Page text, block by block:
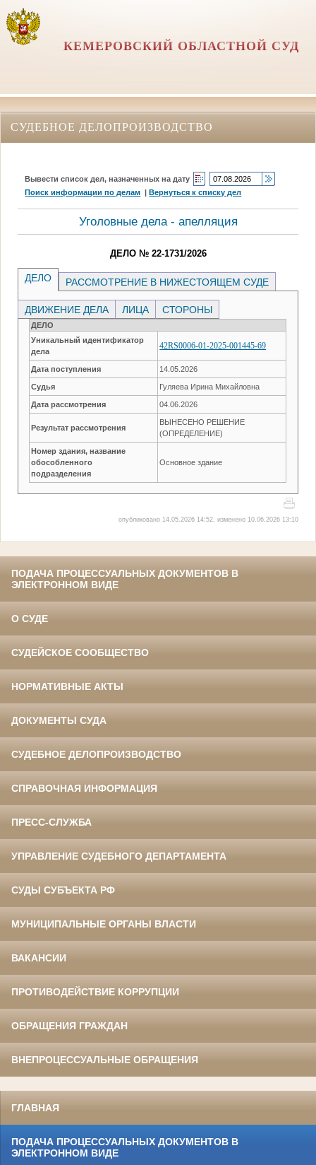
КЕМЕРОВСКИЙ ОБЛАСТНОЙ СУД
СУДЕБНОЕ ДЕЛОПРОИЗВОДСТВО
Вывести список дел, назначенных на дату
Поиск информации по делам |Вернуться к списку дел
Уголовные дела - апелляция
ДЕЛО № 22-1731/2026
ДЕЛО РАССМОТРЕНИЕ В НИЖЕСТОЯЩЕМ СУДЕ
ДВИЖЕНИЕ ДЕЛА ЛИЦА СТОРОНЫ
ДЕЛО
Уникальный идентификатор
дела
42RS0006-01-2025-001445-69
Дата поступления 14.05.2026
Судья Гуляева Ирина Михайловна
Дата рассмотрения 04.06.2026
Результат рассмотрения
ВЫНЕСЕНО РЕШЕНИЕ
(ОПРЕДЕЛЕНИЕ)
Номер здания, название
обособленного
подразделения
Основное здание
опубликовано 14.05.2026 14:52, изменено 10.06.2026 13:10
ПОДАЧА ПРОЦЕССУАЛЬНЫХ ДОКУМЕНТОВ В
ЭЛЕКТРОННОМ ВИДЕ
О СУДЕ
СУДЕЙСКОЕ СООБЩЕСТВО
НОРМАТИВНЫЕ АКТЫ
ДОКУМЕНТЫ СУДА
СУДЕБНОЕ ДЕЛОПРОИЗВОДСТВО
СПРАВОЧНАЯ ИНФОРМАЦИЯ
ПРЕСС-СЛУЖБА
УПРАВЛЕНИЕ СУДЕБНОГО ДЕПАРТАМЕНТА
СУДЫ СУБЪЕКТА РФ
МУНИЦИПАЛЬНЫЕ ОРГАНЫ ВЛАСТИ
ВАКАНСИИ
ПРОТИВОДЕЙСТВИЕ КОРРУПЦИИ
ОБРАЩЕНИЯ ГРАЖДАН
ВНЕПРОЦЕССУАЛЬНЫЕ ОБРАЩЕНИЯ
ГЛАВНАЯ
ПОДАЧА ПРОЦЕССУАЛЬНЫХ ДОКУМЕНТОВ В
ЭЛЕКТРОННОМ ВИДЕ